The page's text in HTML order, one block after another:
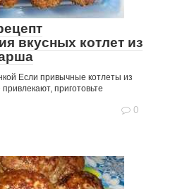
вкусных котлет из
Если привычные котлеты из
приготовьте
0